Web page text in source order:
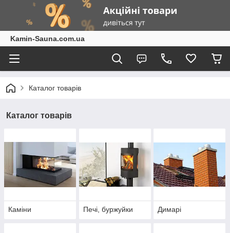
Kamin-Sauna.com.ua
Каталог товарів
Каталог товарів
Каміни Печі, буржуйки Димарі